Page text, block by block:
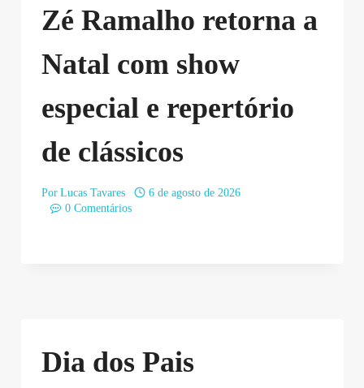
Zé Ramalho retorna a
Natal com show
especial e repertório
de clássicos
Por Lucas Tavares
6 de agosto de 2026
0 Comentários
Dia dos Pais